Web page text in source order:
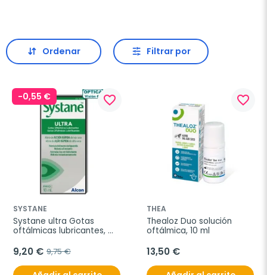
Ordenar Filtrar por
-0,55 € favorite_border
SYSTANE
Systane ultra Gotas
oftálmicas lubricantes,
9,20 € 9,75 €
favorite_border
THEA
Thealoz Duo solución
oftálmica, 10 ml
13,50 €